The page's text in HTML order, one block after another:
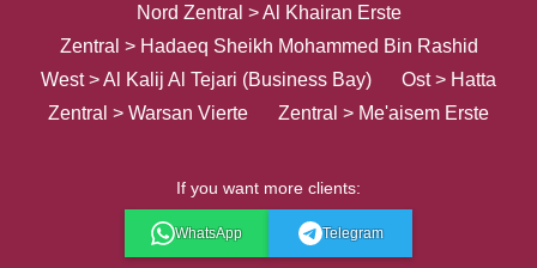
Nord Zentral > Al Khairan Erste
Zentral > Hadaeq Sheikh Mohammed Bin Rashid
West > Al Kalij Al Tejari (Business Bay)
Ost > Hatta
Zentral > Warsan Vierte
Zentral > Me'aisem Erste
If you want more clients:
WhatsApp Telegram